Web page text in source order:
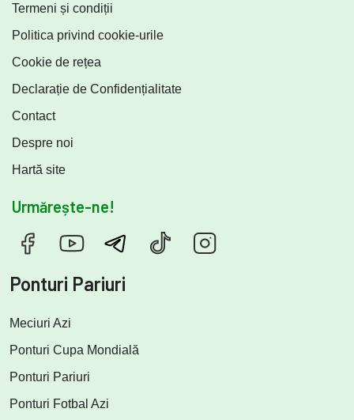
Termeni și condiții
Politica privind cookie-urile
Cookie de rețea
Declarație de Confidențialitate
Contact
Despre noi
Hartă site
Urmărește-ne!
Ponturi Pariuri
Meciuri Azi
Ponturi Cupa Mondială
Ponturi Pariuri
Ponturi Fotbal Azi